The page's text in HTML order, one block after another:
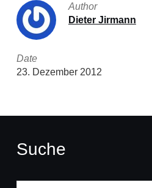
Author
Dieter Jirmann
Date
23. Dezember 2012
Suche